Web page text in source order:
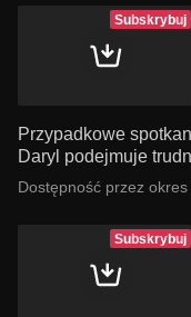
Subskrybuj
Przypadkowe
Daryl podejmuje
Dostępność przez
Subskrybuj